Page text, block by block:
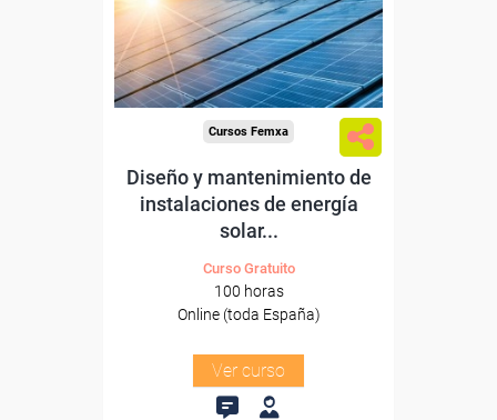
Sector
-Metal.
Cursos Femxa
Diseño y mantenimiento de
instalaciones de energía
solar...
Curso Gratuito
100 horas
Online (toda España)
Ver curso